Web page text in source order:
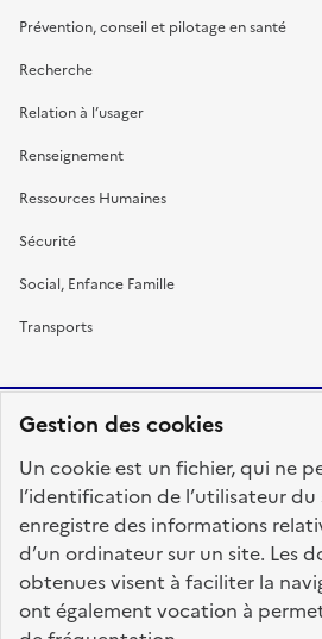
Gestion des cookies
Un cookie est un fichier, qui ne
l’identification de l’utilisateur du
enregistre des informations
d’un ordinateur sur un site. Les
obtenues visent à faciliter la
ont également vocation à
Prévention, conseil et pilotage en santé
Recherche
Relation à l’usager
Renseignement
Ressources Humaines
Sécurité
Social, Enfance Famille
Transports
FRANÇAISE
fonction-publique.gouv.fr